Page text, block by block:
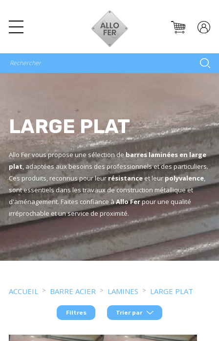
LARGE PLAT
Allo Fer vous propose une sélection debarres laminées en large
plat, adaptées aux besoins des professionnels et des particuliers.
Ces produits, reconnus pour leurrésistanceet leurpolyvalence,
sont essentiels dans les travaux de construction métallique et
d'aménagement. Faites confiance àAllo Ferpour une qualité
irréprochable et un service de proximité.
ACCUEIL BARRE ACIER LAMINES LARGE PLAT
Filtres Trier par